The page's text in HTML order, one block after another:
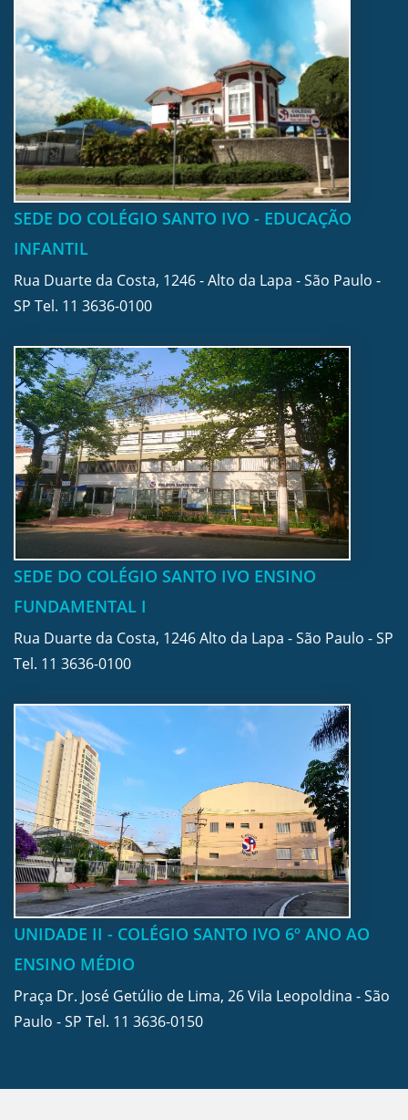
SEDE DO COLÉGIO SANTO IVO - EDUCAÇÃO
INFANTIL
Rua Duarte da Costa, 1246 - Alto da Lapa - São Paulo -
SP Tel. 11 3636-0100
SEDE DO COLÉGIO SANTO IVO ENSINO
FUNDAMENTAL I
Rua Duarte da Costa, 1246 Alto da Lapa - São Paulo - SP
Tel. 11 3636-0100
UNIDADE II - COLÉGIO SANTO IVO 6º ANO AO
ENSINO MÉDIO
Praça Dr. José Getúlio de Lima, 26 Vila Leopoldina - São
Paulo - SP Tel. 11 3636-0150